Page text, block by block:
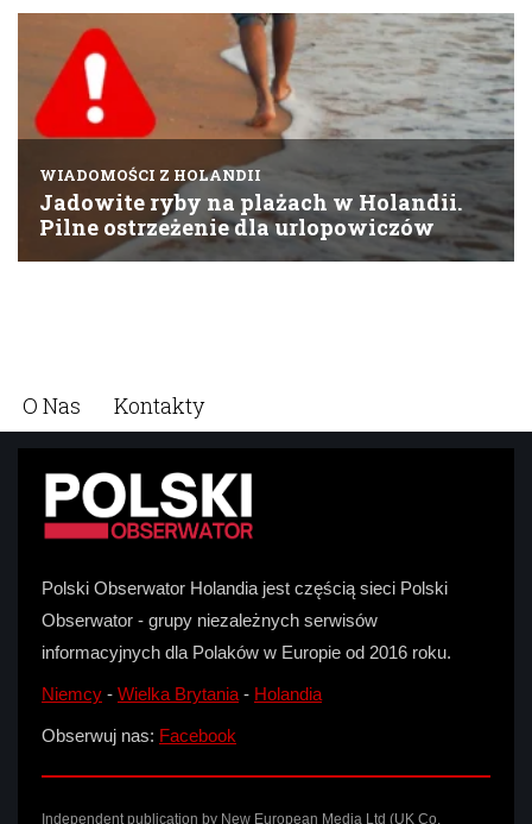
O Nas Kontakty
Polski Obserwator Holandia jest częścią sieci Polski
Obserwator - grupy niezależnych serwisów
informacyjnych dla Polaków w Europie od 2016 roku.
Niemcy - Wielka Brytania - Holandia
Obserwuj nas: Facebook
Independent publication by New European Media Ltd (UK Co.